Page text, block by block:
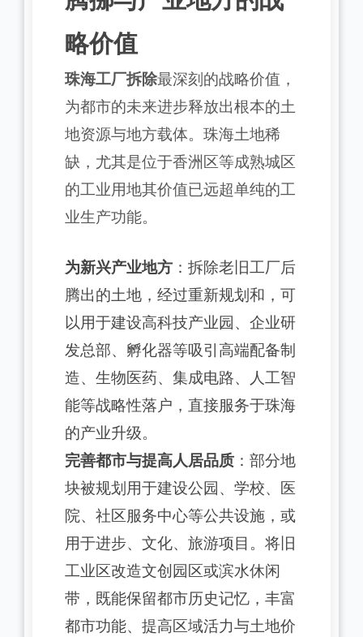
略价值
珠海工厂拆除最深刻的战略价值，
为都市的未来进步释放出根本的土
地资源与地方载体。珠海土地稀
缺，尤其是位于香洲区等成熟城区
的工业用地其价值已远超单纯的工
业生产功能。
为新兴产业地方：拆除老旧工厂后
腾出的土地，经过重新规划和，可
以用于建设高科技产业园、企业研
发总部、孵化器等吸引高端配备制
造、生物医药、集成电路、人工智
能等战略性落户，直接服务于珠海
的产业升级。
完善都市与提高人居品质：部分地
块被规划用于建设公园、学校、医
院、社区服务中心等公共设施，或
用于进步、文化、旅游项目。将旧
工业区改造文创园区或滨水休闲
带，既能保留都市历史记忆，丰富
都市功能、提高区域活力与土地价